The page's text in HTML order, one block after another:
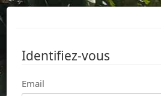
Identifiez-vous
Email